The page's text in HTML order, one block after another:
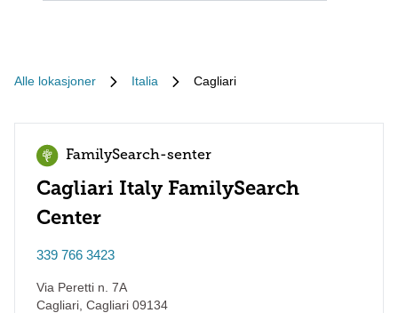
Alle lokasjoner Italia Cagliari
FamilySearch-senter
Cagliari Italy FamilySearch
Center
339 766 3423
Via Peretti n. 7A
Cagliari Cagliari 09134